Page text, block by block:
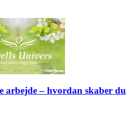
arbejde – hvordan skaber du